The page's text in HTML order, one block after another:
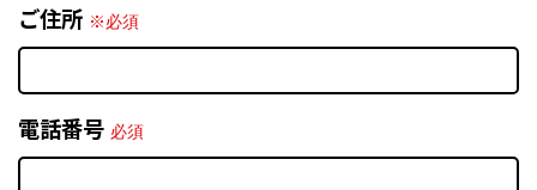
ご住所 ※必須
電話番号 必須